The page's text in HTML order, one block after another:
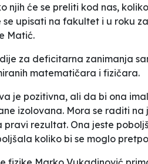
njih će se preliti kod nas,
se upisati na fakultet i u roku
Matić.
za deficitarna zanimanja
matematičara i fizičara.
je pozitivna, ali da bi ona
izolovana. Mora se raditi
pravi rezultat. Ona jeste
koliko bi se moglo